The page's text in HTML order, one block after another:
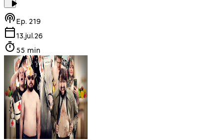
Ep. 219
13.jul.26
55 min